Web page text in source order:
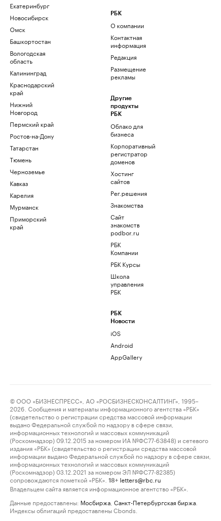
Екатеринбург
Новосибирск
Омск
Башкортостан
Вологодская
область
Калининград
Краснодарский
край
Нижний
Новгород
Пермский край
Ростов-на-Дону
Татарстан
Тюмень
Черноземье
Кавказ
Карелия
Мурманск
Приморский
край
РБК
О компании
Контактная
информация
Редакция
Размещение
рекламы
Другие
продукты
РБК
Облако для
бизнеса
Корпоративный
регистратор
доменов
Хостинг
сайтов
Рег.решения
Знакомства
Сайт
знакомств
podbor.ru
РБК
Компании
РБК Курсы
Школа
управления
РБК
РБК
Новости
iOS
Android
AppGallery
© ООО «БИЗНЕСПРЕСС», АО «РОСБИЗНЕСКОНСАЛТИНГ», 1995–
2026. Сообщения и материалы информационного агентства «РБК»
(свидетельство о регистрации средства массовой информации
выдано Федеральной службой по надзору в сфере связи,
информационных технологий и массовых коммуникаций
(Роскомнадзор) 09.12.2015 за номером ИА №ФС77-63848) и сетевого
издания «РБК» (свидетельство о регистрации средства массовой
информации выдано Федеральной службой по надзору в сфере связи,
информационных технологий и массовых коммуникаций
(Роскомнадзор) 03.12.2021 за номером ЭЛ №ФС77-82385)
сопровождаются пометкой «РБК».
18+ letters@rbc.ru
Владельцем сайта является информационное агентство «РБК».
Данные предоставлены: Мосбиржа Санкт-Петербургская биржа
Индексы облигаций предоставлены Cbonds.